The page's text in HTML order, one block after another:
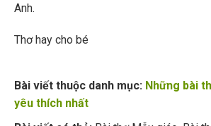
Anh.
Thơ hay cho bé
Bài viết thuộc danh mục: Những bài
yêu thích nhất